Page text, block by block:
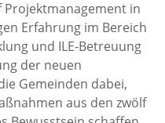
in
Erfahrung im Bereich
und ILE-Betreuung
der neuen
Gemeinden dabei,
aus den zwölf